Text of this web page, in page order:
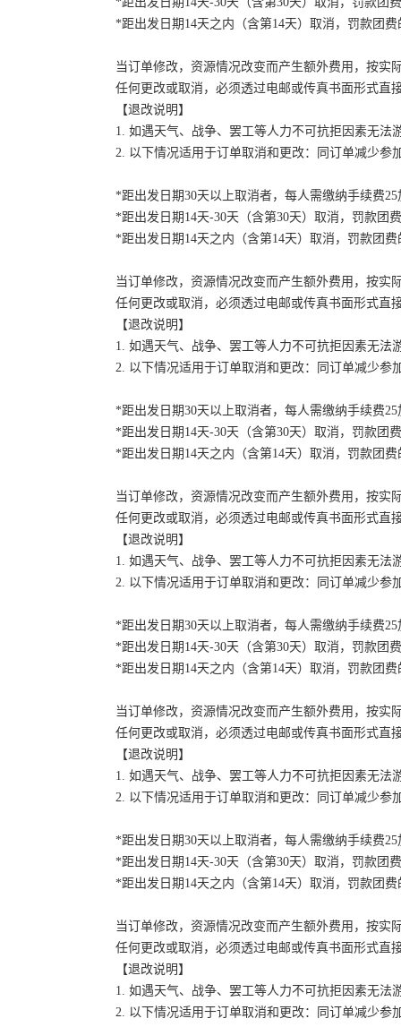
*距出发日期14天之内（含第14天）取消，罚款团费
当订单修改，资源情况改变而产生额外费用，按实
任何更改或取消，必须透过电邮或传真书面形式直
【退改说明】
1. 如遇天气、战争、罢工等人力不可抗拒因素无
2. 以下情况适用于订单取消和更改：同订单减少
*距出发日期30天以上取消者，每人需缴纳手续费
*距出发日期14天-30天（含第30天）取消，罚款团
*距出发日期14天之内（含第14天）取消，罚款团费
当订单修改，资源情况改变而产生额外费用，按实
任何更改或取消，必须透过电邮或传真书面形式直
【退改说明】
1. 如遇天气、战争、罢工等人力不可抗拒因素无
2. 以下情况适用于订单取消和更改：同订单减少
*距出发日期30天以上取消者，每人需缴纳手续费
*距出发日期14天-30天（含第30天）取消，罚款团
*距出发日期14天之内（含第14天）取消，罚款团费
当订单修改，资源情况改变而产生额外费用，按实
任何更改或取消，必须透过电邮或传真书面形式直
【退改说明】
1. 如遇天气、战争、罢工等人力不可抗拒因素无
2. 以下情况适用于订单取消和更改：同订单减少
*距出发日期30天以上取消者，每人需缴纳手续费
*距出发日期14天-30天（含第30天）取消，罚款团
*距出发日期14天之内（含第14天）取消，罚款团费
当订单修改，资源情况改变而产生额外费用，按实
任何更改或取消，必须透过电邮或传真书面形式直
【退改说明】
1. 如遇天气、战争、罢工等人力不可抗拒因素无
2. 以下情况适用于订单取消和更改：同订单减少
*距出发日期30天以上取消者，每人需缴纳手续费
*距出发日期14天-30天（含第30天）取消，罚款团
*距出发日期14天之内（含第14天）取消，罚款团费
当订单修改，资源情况改变而产生额外费用，按实
任何更改或取消，必须透过电邮或传真书面形式直
【退改说明】
1. 如遇天气、战争、罢工等人力不可抗拒因素无
2. 以下情况适用于订单取消和更改：同订单减少